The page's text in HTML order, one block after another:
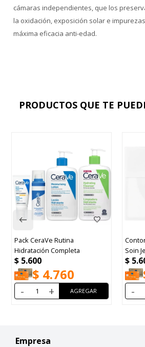
cámaras independientes, que los
la oxidación, exposición solar e
máxima eficacia anti-edad.
PRODUCTOS QUE TE
Rutina
Contorno de Ojos
Soin Jeunesse Regard
4.760
-
Empresa